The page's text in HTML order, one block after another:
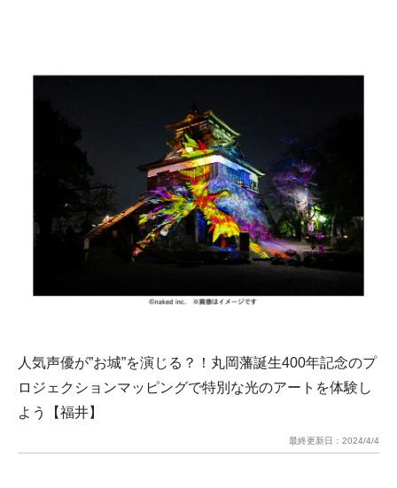
人気声優が”お城”を演じる？！丸岡藩誕生400年記念のプ
ロジェクションマッピングで特別な光のアートを体験し
よう【福井】
最終更新日： 2024/4/4